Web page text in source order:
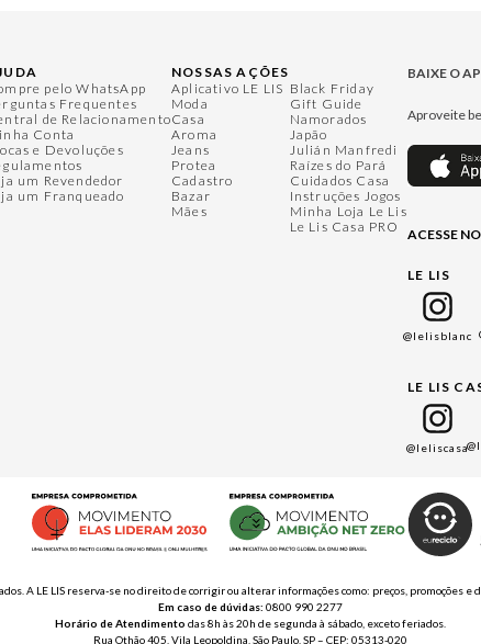
pelo WhatsApp
Frequentes
de Relacionamento
Conta
e Devoluções
um Revendedor
um Franqueado
NOSSAS AÇÕES
Aplicativo LE LIS
Moda
Casa
Aroma
Jeans
Protea
Cadastro
Bazar
Mães
Black Friday
Gift Guide
Namorados
Japão
Julián Manfredi
Raízes do Pará
Cuidados Casa
Instruções Jogos
Minha Loja Le Lis
Le Lis Casa PRO
BAIXE O
Aproveite
ACESSE
LE LIS
@lelisblanc
LE LIS
@leliscasa
A LE LIS reserva-se no direito de corrigir ou alterar informações como: preços, promoções
Em caso de dúvidas: 0800 990 2277
Horário de Atendimento das 8h às 20h de segunda à sábado, exceto feriados.
Rua Othão 405, Vila Leopoldina, São Paulo, SP – CEP: 05313-020